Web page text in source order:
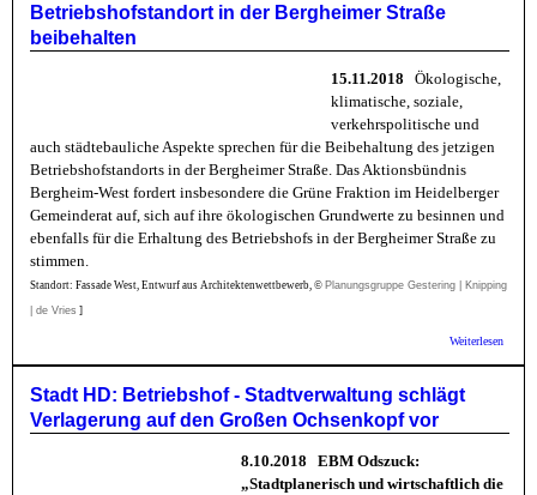
Betriebshofstandort in der Bergheimer Straße
beibehalten
15.11.2018 Ökologische,
klimatische, soziale,
verkehrspolitische und
auch städtebauliche Aspekte sprechen für die Beibehaltung des jetzigen
Betriebshofstandorts in der Bergheimer Straße. Das Aktionsbündnis
Bergheim-West fordert insbesondere die Grüne Fraktion im Heidelberger
Gemeinderat auf, sich auf ihre ökologischen Grundwerte zu besinnen und
ebenfalls für die Erhaltung des Betriebshofs in der Bergheimer Straße zu
stimmen.
Standort: Fassade West, Entwurf aus Architektenwettbewerb, © Planungsgruppe Gestering | Knipping
| de Vries ]
Weiterlesen
Stadt HD: Betriebshof - Stadtverwaltung schlägt
Verlagerung auf den Großen Ochsenkopf vor
8.10.2018 EBM Odszuck:
„Stadtplanerisch und wirtschaftlich die